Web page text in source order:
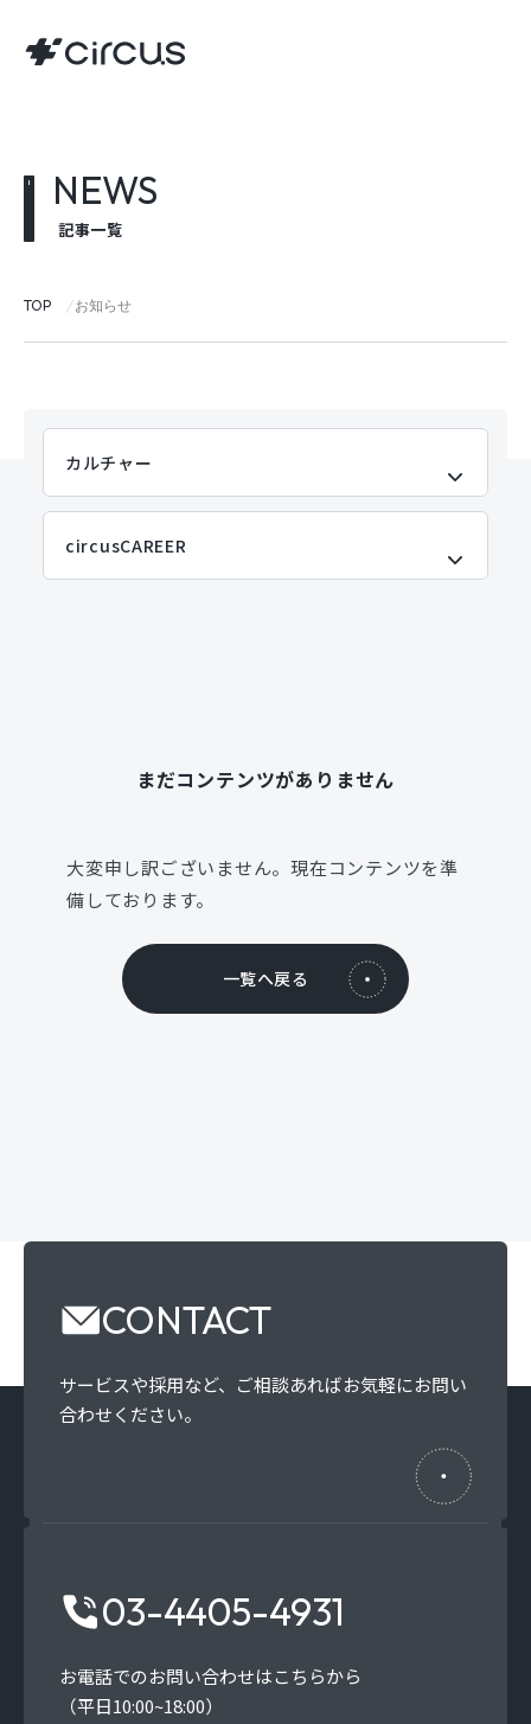
NEWS
記事一覧
TOP お知らせ
まだコンテンツがありません
大変申し訳ございません。現在コンテンツを準
備しております。
一覧へ戻る
CONTACT
サービスや採用など、 ご相談あればお気軽にお問い
合わせください。
03-4405-4931
お電話でのお問い合わせはこちらから
（平日10:00~18:00）